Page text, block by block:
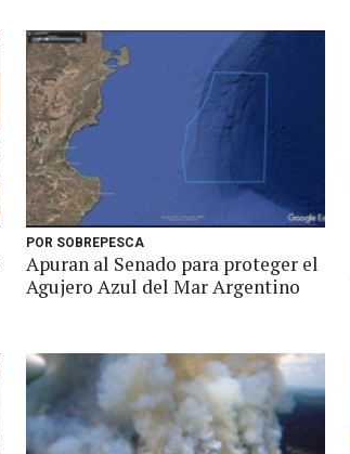
POR SOBREPESCA
Apuran al Senado para proteger el
Agujero Azul del Mar Argentino